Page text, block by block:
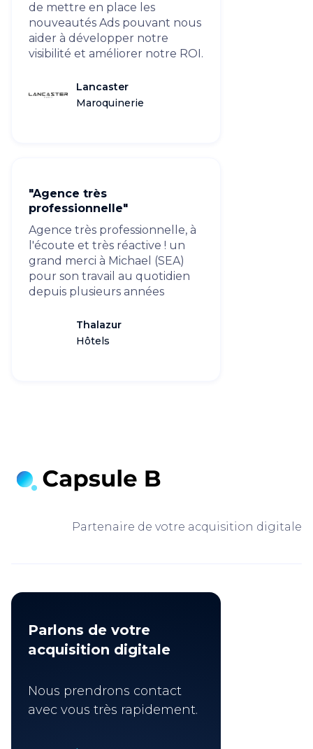
de mettre en place les
nouveautés Ads pouvant nous
aider à développer notre
visibilité et améliorer notre ROI.
Lancaster
Maroquinerie
"Agence très
professionnelle"
Agence très professionnelle, à
l'écoute et très réactive ! un
grand merci à Michael (SEA)
pour son travail au quotidien
depuis plusieurs années
Thalazur
Hôtels
Partenaire de votre acquisition digitale
Parlons de votre
acquisition digitale
Nous prendrons contact
avec vous très rapidement.